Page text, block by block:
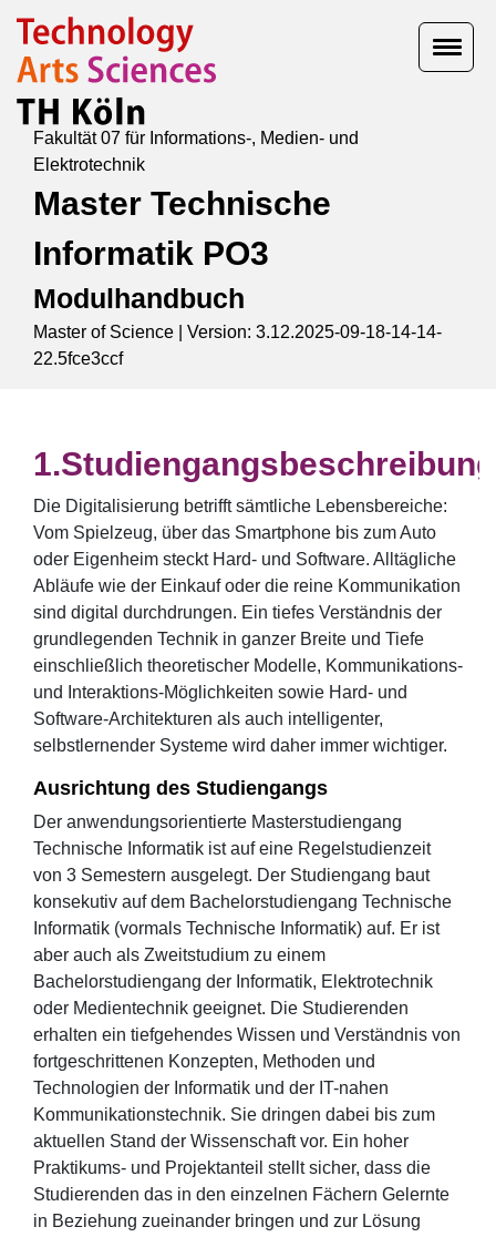
Fakultät 07 für Informations-, Medien- und
Elektrotechnik
Master Technische
Informatik PO3
Modulhandbuch
Master of Science | Version: 3.12.2025-09-18-14-14-
22.5fce3ccf
Studiengangsbeschreibung
Die Digitalisierung betrifft sämtliche Lebensbereiche:
Vom Spielzeug, über das Smartphone bis zum Auto
oder Eigenheim steckt Hard- und Software. Alltägliche
Abläufe wie der Einkauf oder die reine Kommunikation
sind digital durchdrungen. Ein tiefes Verständnis der
grundlegenden Technik in ganzer Breite und Tiefe
einschließlich theoretischer Modelle, Kommunikations-
und Interaktions-Möglichkeiten sowie Hard- und
Software-Architekturen als auch intelligenter,
selbstlernender Systeme wird daher immer wichtiger.
Ausrichtung des Studiengangs
Der anwendungsorientierte Masterstudiengang
Technische Informatik ist auf eine Regelstudienzeit
von 3 Semestern ausgelegt. Der Studiengang baut
konsekutiv auf dem Bachelorstudiengang Technische
Informatik (vormals Technische Informatik) auf. Er ist
aber auch als Zweitstudium zu einem
Bachelorstudiengang der Informatik, Elektrotechnik
oder Medientechnik geeignet. Die Studierenden
erhalten ein tiefgehendes Wissen und Verständnis von
fortgeschrittenen Konzepten, Methoden und
Technologien der Informatik und der IT-nahen
Kommunikationstechnik. Sie dringen dabei bis zum
aktuellen Stand der Wissenschaft vor. Ein hoher
Praktikums- und Projektanteil stellt sicher, dass die
Studierenden das in den einzelnen Fächern Gelernte
in Beziehung zueinander bringen und zur Lösung